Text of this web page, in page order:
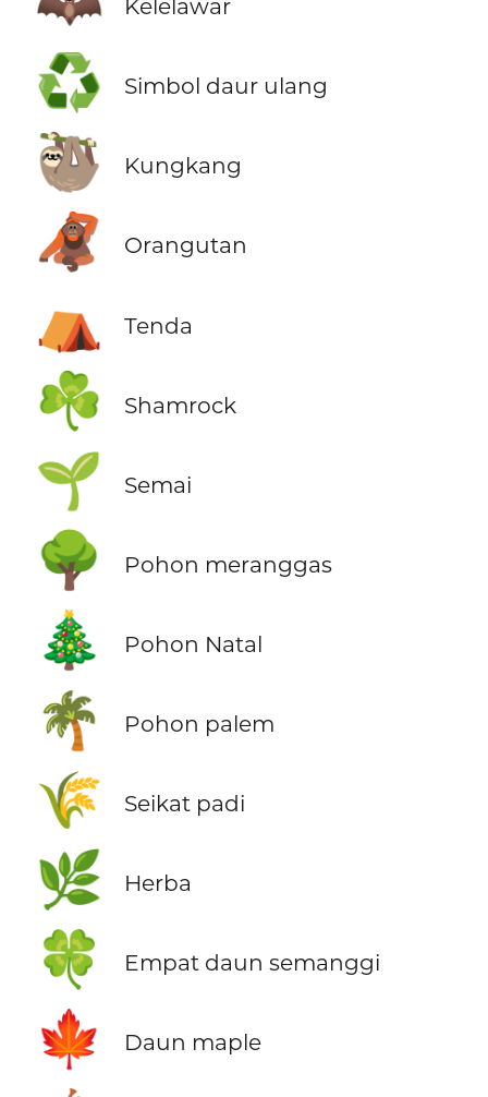
Kelelawar
♻️ Simbol daur ulang
🦥 Kungkang
🦧 Orangutan
⛺ Tenda
☘️ Shamrock
🌱 Semai
🌳 Pohon meranggas
🎄 Pohon Natal
🌴 Pohon palem
🌾 Seikat padi
🌿 Herba
🍀 Empat daun semanggi
🍁 Daun maple